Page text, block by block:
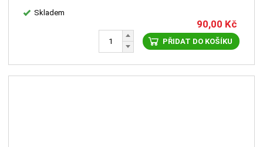
Skladem
90,00 Kč
PŘIDAT DO KOŠÍKU